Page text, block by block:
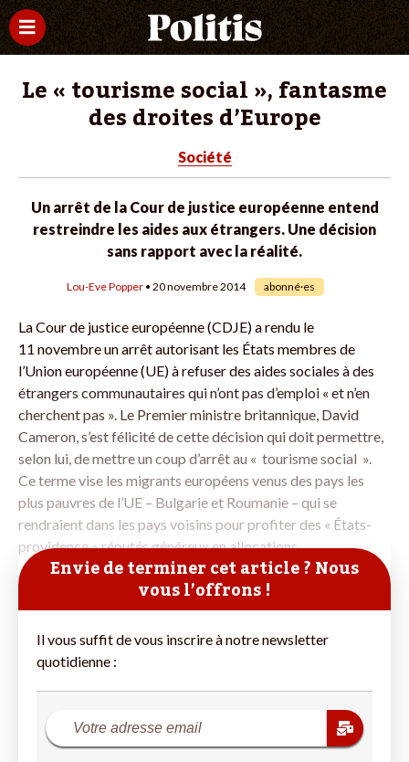
Le « tourisme social », fantasme
des droites d’Europe
Société
Un arrêt de la Cour de justice européenne entend
restreindre les aides aux étrangers. Une décision
sans rapport avec la réalité.
Lou-Eve Popper • 20 novembre 2014 abonné·es
La Cour de justice européenne (CDJE) a rendu le
11 novembre un arrêt autorisant les États membres de
l’Union européenne (UE) à refuser des aides sociales à des
étrangers communautaires qui n’ont pas d’emploi « et n’en
cherchent pas ». Le Premier ministre britannique, David
Cameron, s’est félicité de cette décision qui doit permettre,
selon lui, de mettre un coup d’arrêt au « tourisme social ».
Ce terme vise les migrants européens venus des pays les
plus pauvres de l’UE – Bulgarie et Roumanie – qui se
rendraient dans les pays voisins pour profiter des « États-
providence » réputés généreux en allocations
Envie de terminer cet article ? Nous
vous l’offrons !
Il vous suffit de vous inscrire à notre newsletter
quotidienne :